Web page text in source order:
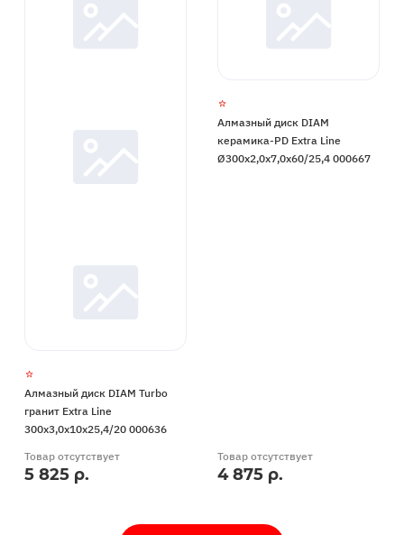
Алмазный диск DIAM Turbo
гранит Extra Line
300x3,0x10x25,4/20 000636
Товар отсутствует
5 825 р.
Алмазный диск DIAM
керамика-PD Extra Line
Ø300x2,0x7,0x60/25,4 000667
Товар отсутствует
4 875 р.